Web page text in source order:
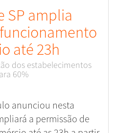
SP amplia
até 23h
dos estabelecimentos
60%
anunciou nesta
a permissão de